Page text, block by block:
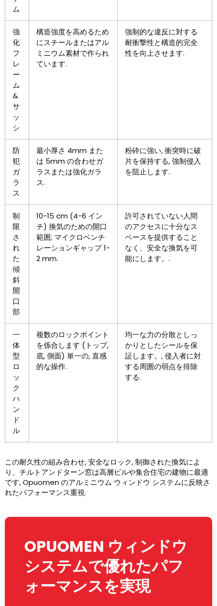
ム
強
化
フ
レ
ー
ム
&
サ
ッ
シ
構造強度を高めるため
にスチールまたはアル
ミニウム素材で作られ
ています.
強制的な違反に対する
耐衝撃性と構造的完全
性を向上させます.
防
犯
ガ
ラ
ス
最小厚さ 4mm また
は 5mm の合わせガ
ラスまたは強化ガラ
ス.
粉砕に強い, 衝突時に破
片を保持する, 強制侵入
を阻止します.
制
限
さ
れ
た
傾
斜
開
口
部
10-15 cm (4-6 イン
チ) 換気のための開口
範囲; マイクロベンチ
レーションギャップ 1-
2 mm.
許可されていない人間
のアクセスに十分なス
ペースを提供すること
なく、安全な換気を可
能にします。.
一
体
型
ロ
ッ
ク
ハ
ン
ド
ル
複数のロックポイント
を係合します (トップ,
底, 側面) 単一の, 直感
的な操作.
均一な力の分散としっ
かりとしたシールを保
証します。, 侵入者に対
する周囲の弱点を排除
する.
この耐久性の組み合わせ, 安全なロック, 制御された換気によ
り、チルトアンドターン窓は高層ビルや集合住宅の建物に最適
です, Opuomen のアルミニウム ウィンドウ システムに反映さ
れたパフォーマンス重視.
OPUOMEN ウィンドウ
システムで優れたパフ
ォーマンスを実現